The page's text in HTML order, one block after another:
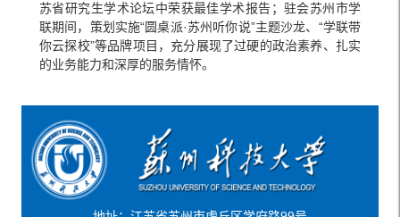
苏省研究生学术论坛中荣获最佳学术报告；驻会苏州市学
联期间，策划实施“圆桌派·苏州听你说”主题沙龙、“学联带
你云探校”等品牌项目，充分展现了过硬的政治素养、扎实
的业务能力和深厚的服务情怀。